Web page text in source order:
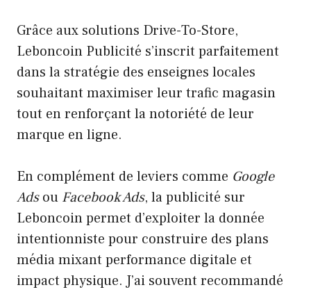
Grâce aux solutions Drive-To-Store,
Leboncoin Publicité s’inscrit parfaitement
dans la stratégie des enseignes locales
souhaitant maximiser leur trafic magasin
tout en renforçant la notoriété de leur
marque en ligne.
En complément de leviers comme Google
Adsou Facebook Ads, la publicité sur
Leboncoin permet d’exploiter la donnée
intentionniste pour construire des plans
média mixant performance digitale et
impact physique. J’ai souvent recommandé